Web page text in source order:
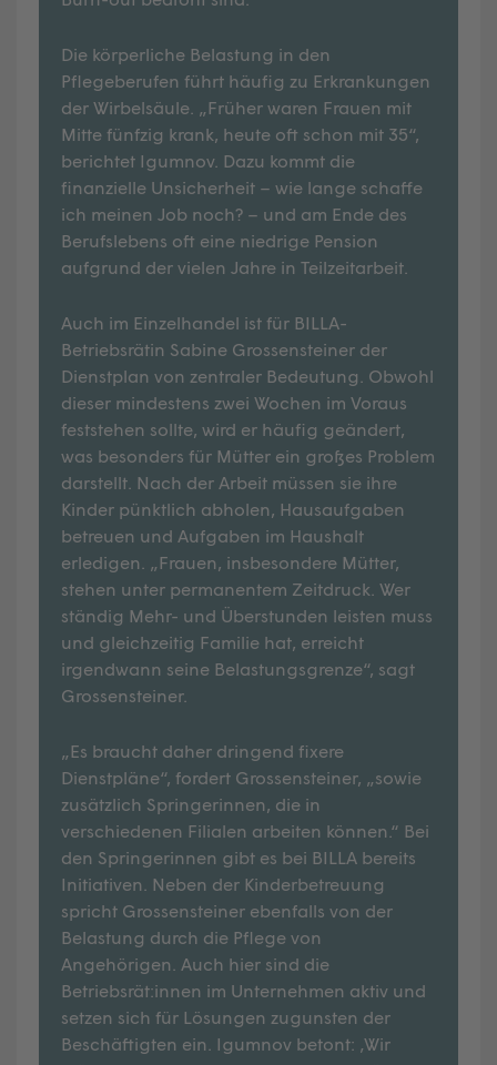
Die körperliche Belastung in den
Pflegeberufen führt häufig zu Erkrankungen
der Wirbelsäule. „Früher waren Frauen mit
Mitte fünfzig krank, heute oft schon mit 35“,
berichtet Igumnov. Dazu kommt die
finanzielle Unsicherheit – wie lange schaffe
ich meinen Job noch? – und am Ende des
Berufslebens oft eine niedrige Pension
aufgrund der vielen Jahre in Teilzeitarbeit.
Auch im Einzelhandel ist für BILLA-
Betriebsrätin Sabine Grossensteiner der
Dienstplan von zentraler Bedeutung. Obwohl
dieser mindestens zwei Wochen im Voraus
feststehen sollte, wird er häufig geändert,
was besonders für Mütter ein großes Problem
darstellt. Nach der Arbeit müssen sie ihre
Kinder pünktlich abholen, Hausaufgaben
betreuen und Aufgaben im Haushalt
erledigen. „Frauen, insbesondere Mütter,
stehen unter permanentem Zeitdruck. Wer
ständig Mehr- und Überstunden leisten muss
und gleichzeitig Familie hat, erreicht
irgendwann seine Belastungsgrenze“, sagt
Grossensteiner.
„Es braucht daher dringend fixere
Dienstpläne“, fordert Grossensteiner, „sowie
zusätzlich Springerinnen, die in
verschiedenen Filialen arbeiten können.“ Bei
den Springerinnen gibt es bei BILLA bereits
Initiativen. Neben der Kinderbetreuung
spricht Grossensteiner ebenfalls von der
Belastung durch die Pflege von
Angehörigen. Auch hier sind die
Betriebsrät:innen im Unternehmen aktiv und
setzen sich für Lösungen zugunsten der
Beschäftigten ein. Igumnov betont: ‚Wir